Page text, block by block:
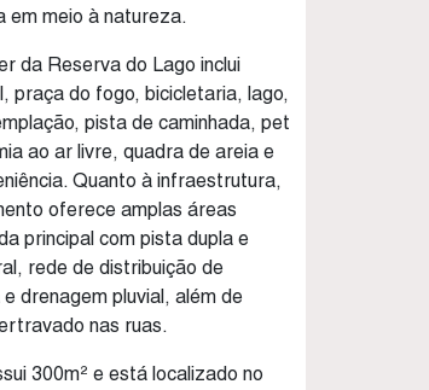
em meio à natureza.
da Reserva do Lago inclui
praça do fogo, bicicletaria, lago,
pista de caminhada, pet
ao ar livre, quadra de areia e
Quanto à infraestrutura,
oferece amplas áreas
principal com pista dupla e
rede de distribuição de
drenagem pluvial, além de
nas ruas.
300m² e está localizado no